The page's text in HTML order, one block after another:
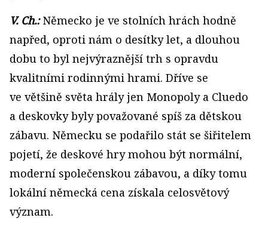
V. Ch.:Německo je ve stolních hrách hodně
napřed, oproti nám o desítky let, a dlouhou
dobu to byl nejvýraznější trh s opravdu
kvalitními rodinnými hrami. Dříve se
ve většině světa hrály jen Monopoly a Cluedo
a deskovky byly považované spíš za dětskou
zábavu. Německu se podařilo stát se šiřitelem
pojetí, že deskové hry mohou být normální,
moderní společenskou zábavou, a díky tomu
lokální německá cena získala celosvětový
význam.